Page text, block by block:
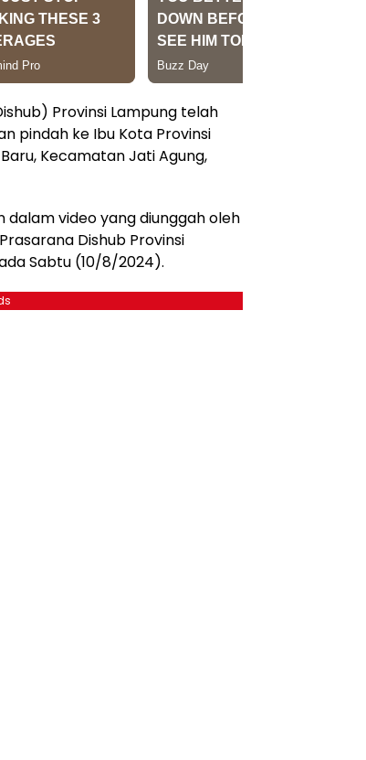
Provinsi Lampung telah
pindah ke Ibu Kota Provinsi
Kecamatan Jati Agung,
dalam video yang diunggah oleh
Dishub Provinsi
Sabtu (10/8/2024).